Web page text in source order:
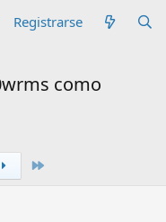
Registrarse
como